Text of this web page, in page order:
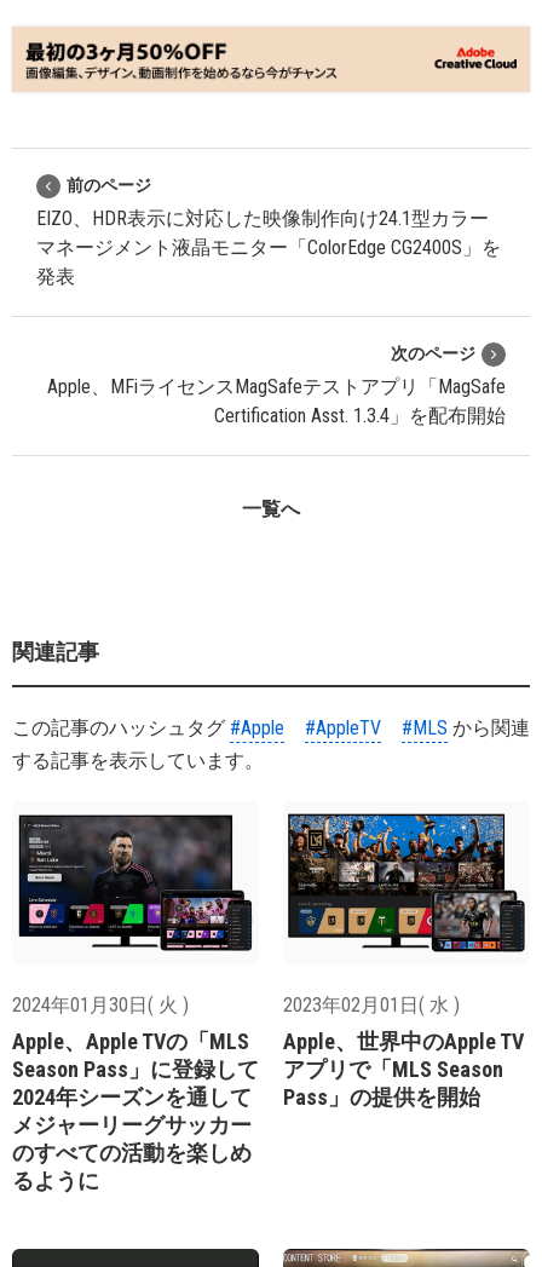
前のページ
EIZO、HDR表示に対応した映像制作向け24.1型カラー
マネージメント液晶モニター「ColorEdge CG2400S」を
発表
次のページ
Apple、MFiライセンスMagSafeテストアプリ「MagSafe
Certification Asst. 1.3.4」を配布開始
一覧へ
関連記事
この記事のハッシュタグ #Apple #AppleTV #MLS から関連
する記事を表示しています。
2024年01月30日( 火 )
Apple、Apple TVの「MLS
Season Pass」に登録して
2024年シーズンを通して
メジャーリーグサッカー
のすべての活動を楽しめ
るように
2023年02月01日( 水 )
Apple、世界中のApple TV
アプリで「MLS Season
Pass」の提供を開始